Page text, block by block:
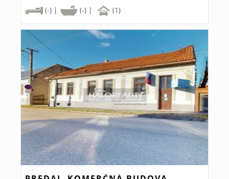
(-) |
(-) | (1)